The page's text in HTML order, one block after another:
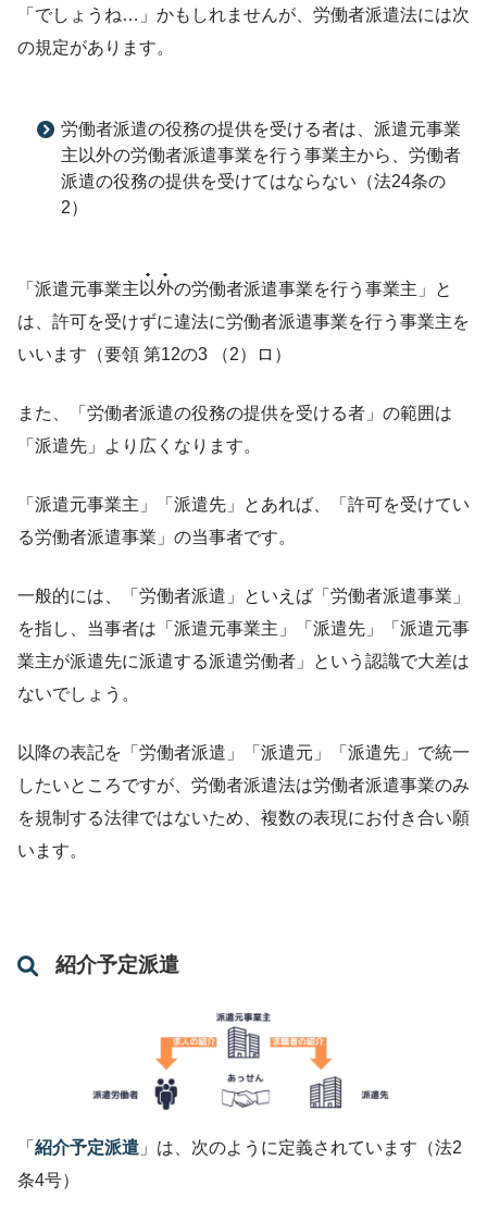
「でしょうね…」かもしれませんが、労働者派遣法には次
の規定があります。
労働者派遣の役務の提供を受ける者は、派遣元事業
主以外の労働者派遣事業を行う事業主から、労働者
派遣の役務の提供を受けてはならない（法24条の
2）
「派遣元事業主以外の労働者派遣事業を行う事業主」と
は、許可を受けずに違法に労働者派遣事業を行う事業主を
いいます（要領 第12の3 （2）ロ）
また、「労働者派遣の役務の提供を受ける者」の範囲は
「派遣先」より広くなります。
「派遣元事業主」「派遣先」とあれば、「許可を受けてい
る労働者派遣事業」の当事者です。
一般的には、「労働者派遣」といえば「労働者派遣事業」
を指し、当事者は「派遣元事業主」「派遣先」「派遣元事
業主が派遣先に派遣する派遣労働者」という認識で大差は
ないでしょう。
以降の表記を「労働者派遣」「派遣元」「派遣先」で統一
したいところですが、労働者派遣法は労働者派遣事業のみ
を規制する法律ではないため、複数の表現にお付き合い願
います。
紹介予定派遣
「 紹介予定派遣 」は、次のように定義されています（法2
条4号）